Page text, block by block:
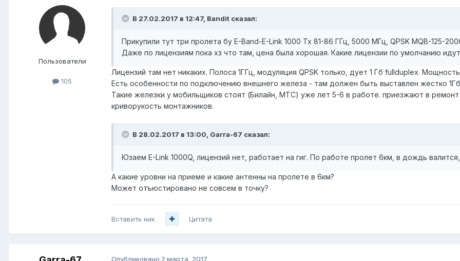
Пользователи
105
В 27.02.2017 в 12:47, Bandit сказал:
Прикупили тут три пролета бу E-Band-E-Link 1000 Tx 81-86 ГГц, 5000 МГц, QPSK MQB-125-
Даже по лицензиям пока хз что там, цена была хорошая. Какие лицензии по умолчанию
Лицензий там нет никаких. Полоса 1ГГц, модуляция QPSK только, дует 1 Гб fullduplex.
Есть особенности по подключению внешнего железа - там должен быть выставлен жестко
Такие железки у мобильщиков стоят (Билайн, МТС) уже лет 5-6 в работе. приезжают в
криворукость монтажников.
В 28.02.2017 в 13:00, Garra-67 сказал:
Юзаем E-Link 1000Q, лицензий нет, работает на гиг. По работе пролет 6км, в дождь
А какие уровни на приеме и какие антенны на пролете в 6км?
Может отъюстировано не совсем в точку?
Вставить ник Цитата
Опубликовано 2 марта, 2017